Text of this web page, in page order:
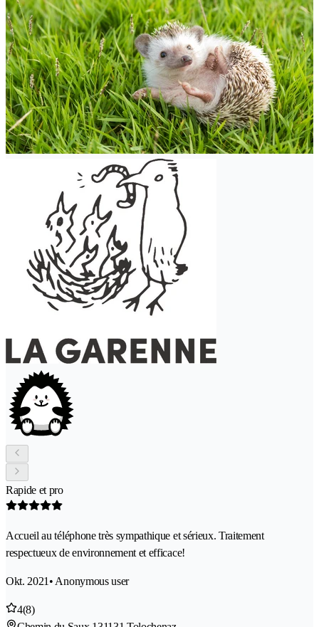
Rapide et pro
Accueil au téléphone très sympathique et sérieux. Traitement
respectueux de environnement et efficace!
Okt. 2021 • Anonymous user
4(8)